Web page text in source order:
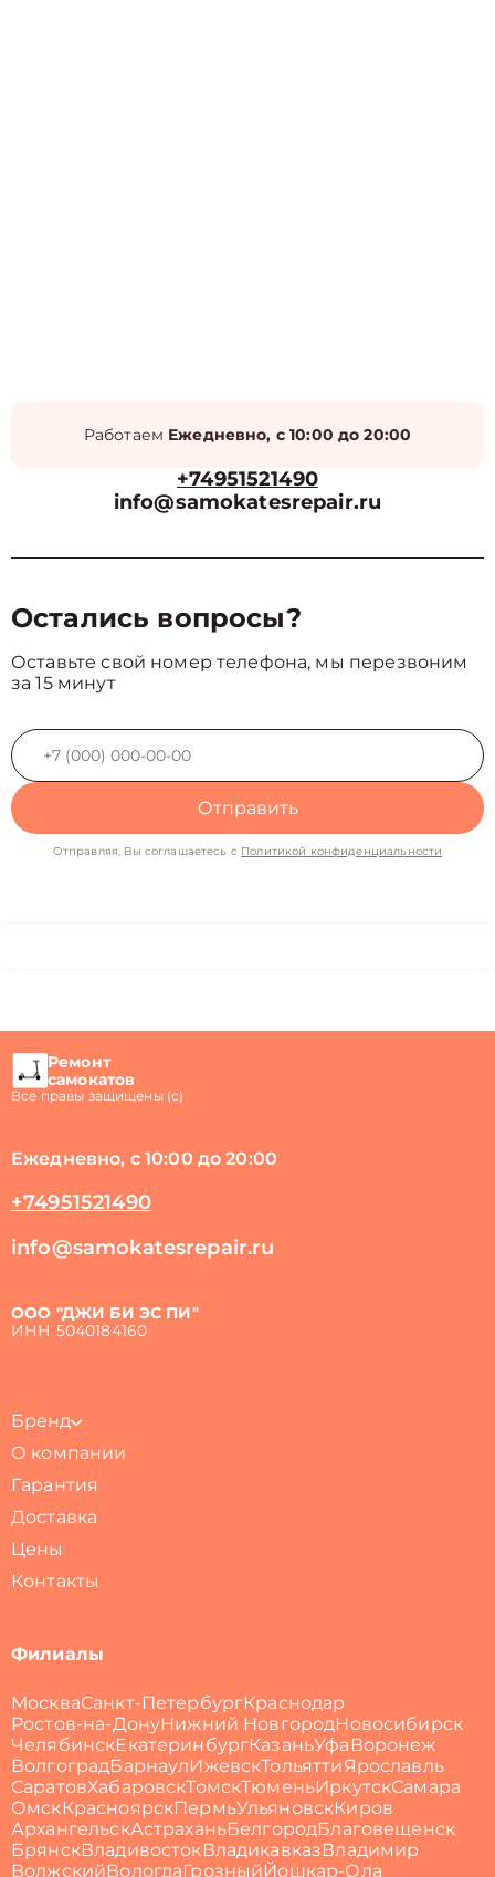
Работаем Ежедневно, с 10:00 до 20:00
+74951521490
info@samokatesrepair.ru
Остались вопросы?
Оставьте свой номер телефона, мы перезвоним
за 15 минут
Отправить
Отправляя, Вы соглашаетесь с Политикой конфиденциальности
Ремонт
самокатов
Все правы защищены (с)
Ежедневно, с 10:00 до 20:00
+74951521490
info@samokatesrepair.ru
ООО "ДЖИ БИ ЭС ПИ"
ИНН 5040184160
Бренд
О компании
Гарантия
Доставка
Цены
Контакты
Филиалы
МоскваСанкт-ПетербургКраснодар
Ростов-на-ДонуНижний НовгородНовосибирск
ЧелябинскЕкатеринбургКазаньУфа Воронеж
ВолгоградБарнаулИжевскТольяттиЯрославль
СаратовХабаровскТомскТюменьИркутскСамара
ОмскКрасноярскПермьУльяновскКиров
АрхангельскАстраханьБелгородБлаговещенск
БрянскВладивостокВладикавказВладимир
ВолжскийВологдаГрозныйЙошкар-Ола